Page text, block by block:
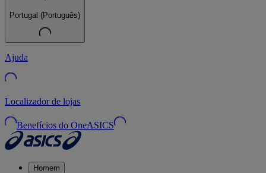
Portugal (Português)
Ajuda
Localizador de lojas
Benefícios do OneASICS
Homem